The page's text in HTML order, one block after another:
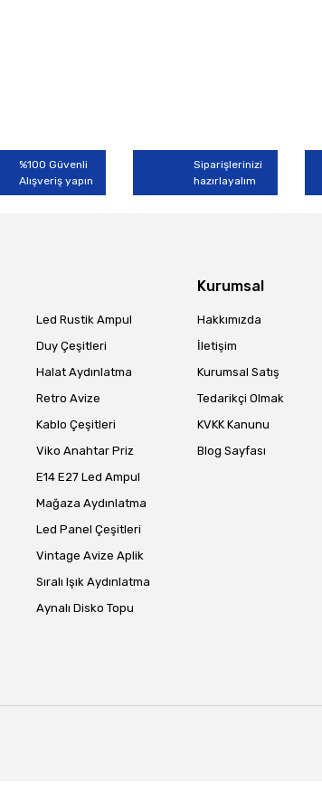
%100 Güvenli
Alışveriş yapın
Siparişlerinizi
hazırlayalım
Led Rustik Ampul
Duy Çeşitleri
Halat Aydınlatma
Retro Avize
Kablo Çeşitleri
Viko Anahtar Priz
E14 E27 Led Ampul
Mağaza Aydınlatma
Led Panel Çeşitleri
Vintage Avize Aplik
Sıralı Işık Aydınlatma
Aynalı Disko Topu
Kurumsal
Hakkımızda
İletişim
Kurumsal Satış
Tedarikçi Olmak
KVKK Kanunu
Blog Sayfası